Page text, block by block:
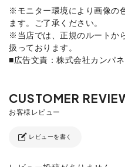
※モニター環境により画像の
ます。ご了承ください。
※当店では、正規のルートか
扱っております。
■広告文責：株式会社カンパネ
レビューを書く